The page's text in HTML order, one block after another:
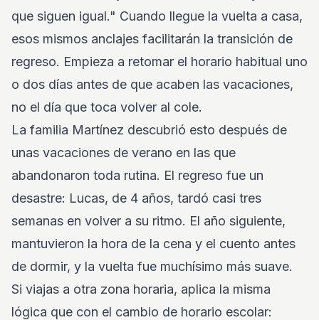
que siguen igual." Cuando llegue la vuelta a casa,
esos mismos anclajes facilitarán la transición de
regreso. Empieza a retomar el horario habitual uno
o dos días antes de que acaben las vacaciones,
no el día que toca volver al cole.
La familia Martínez descubrió esto después de
unas vacaciones de verano en las que
abandonaron toda rutina. El regreso fue un
desastre: Lucas, de 4 años, tardó casi tres
semanas en volver a su ritmo. El año siguiente,
mantuvieron la hora de la cena y el cuento antes
de dormir, y la vuelta fue muchísimo más suave.
Si viajas a otra zona horaria, aplica la misma
lógica que con el cambio de horario escolar: